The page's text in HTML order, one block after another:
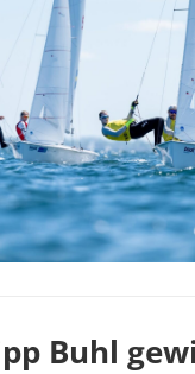
Buhl